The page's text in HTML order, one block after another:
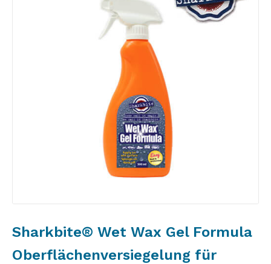
Sharkbite® Wet Wax Gel Formula
Oberflächenversiegelung für